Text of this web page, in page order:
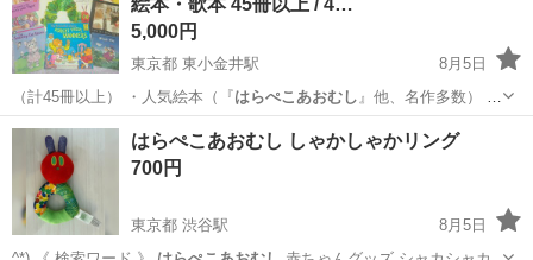
絵本・歌本 45冊以上 / 4…
5,000円
東京都 東小金井駅
8月5日
（計45冊以上） ・人気絵本（『はらぺこあおむし 』他、名作多数） ・
しかけ絵本（…
東京 三鷹市 東小金井駅
はらぺこあおむし しゃかしゃかリング
700円
東京都 渋谷駅
8月5日